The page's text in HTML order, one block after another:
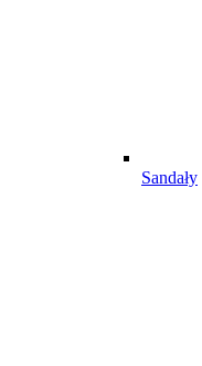
Sandały